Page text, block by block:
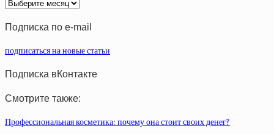
статей
Подписка по e-mail
подписаться на новые статьи
Подписка вКонтакте
Смотрите также:
Профессиональная косметика: почему она стоит своих денег?